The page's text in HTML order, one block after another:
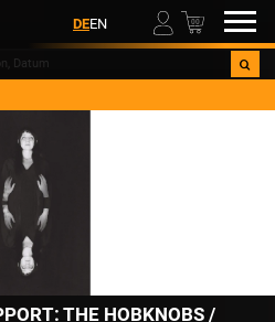
DEEN 00
THE HOBKNOBS /